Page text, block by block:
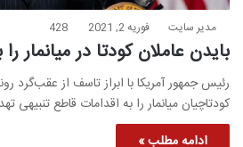
مدیر سایت فوریه 2, 2021 428
بایدن عاملان کودتا در میانمار
رئیس جمهور آمریکا با ابراز تاسف از عقب‌گرد
کودتاچیان میانمار را به اقدامات قاطع تنبیهی
ادامه مطلب »